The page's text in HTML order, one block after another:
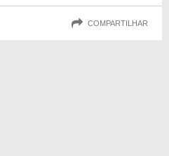
COMPARTILHAR